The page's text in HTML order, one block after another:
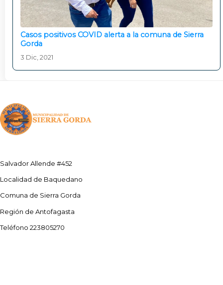
Casos positivos COVID alerta a la comuna de Sierra
Gorda
3 Dic, 2021
Salvador Allende #452
Localidad de Baquedano
Comuna de Sierra Gorda
Región de Antofagasta
Teléfono 223805270